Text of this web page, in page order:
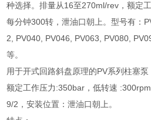
种选择。排量从16至270ml/rev，额定
每分钟300转，泄油口朝上。型号有：
2, PV040, PV046, PV063, PV080,
等。
用于开式回路斜盘原理的PV系列柱塞
额定工作压力:350bar，低转速
9/2，安装位置：泄油口朝上。